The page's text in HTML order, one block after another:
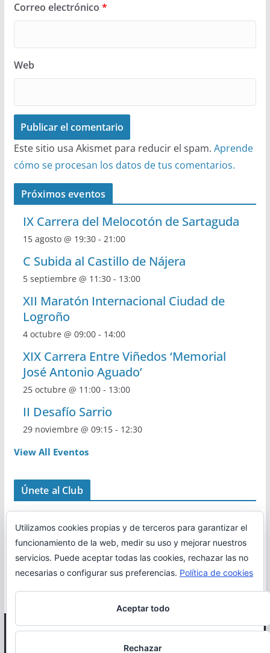
Correo electrónico *
Web
Este sitio usa Akismet para reducir el spam. Aprende
cómo se procesan los datos de tus comentarios.
Próximos eventos
IX Carrera del Melocotón de Sartaguda
15 agosto @ 19:30- 21:00
C Subida al Castillo de Nájera
5 septiembre @ 11:30- 13:00
XII Maratón Internacional Ciudad de
Logroño
4 octubre @ 09:00- 14:00
XIX Carrera Entre Viñedos ‘Memorial
José Antonio Aguado’
25 octubre @ 11:00- 13:00
II Desafío Sarrio
29 noviembre @ 09:15- 12:30
View All Eventos
Únete al Club
Correr en La Rioja
Utilizamos cookies propias y de terceros para garantizar el
funcionamiento de la web, medir su uso y mejorar nuestros
servicios. Puede aceptar todas las cookies, rechazar las no
necesarias o configurar sus preferencias. Política de cookies
Aceptar todo
Rechazar